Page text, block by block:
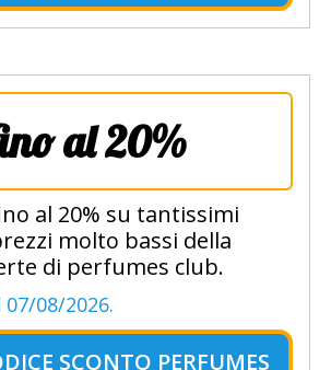
al 20%
al 20% su tantissimi
molto bassi della
di perfumes club.
08/2026.
SCONTO PERFUMES